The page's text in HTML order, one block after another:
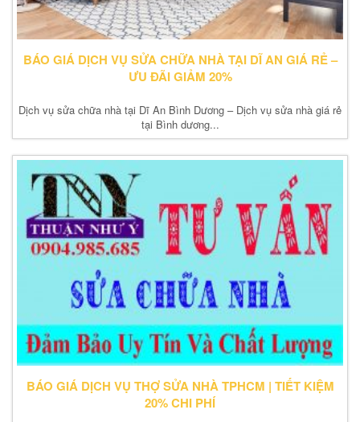
BÁO GIÁ DỊCH VỤ SỬA CHỮA NHÀ TẠI DĨ AN GIÁ RẺ –
ƯU ĐÃI GIẢM 20%
Dịch vụ sửa chữa nhà tại Dĩ An Bình Dương – Dịch vụ sửa nhà giá rẻ
tại Bình dương...
BÁO GIÁ DỊCH VỤ THỢ SỬA NHÀ TPHCM | TIẾT KIỆM
20% CHI PHÍ